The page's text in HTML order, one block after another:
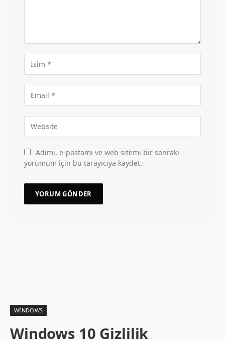
Adımı, e-postamı ve web sitemi bir sonraki
yorumum için bu tarayıcıya kaydet.
WINDOWS
Windows 10 Gizlilik